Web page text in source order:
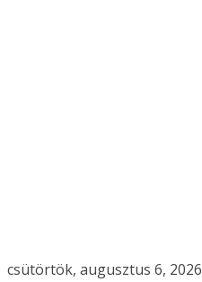
Skip
csütörtök, augusztus 6, 2026